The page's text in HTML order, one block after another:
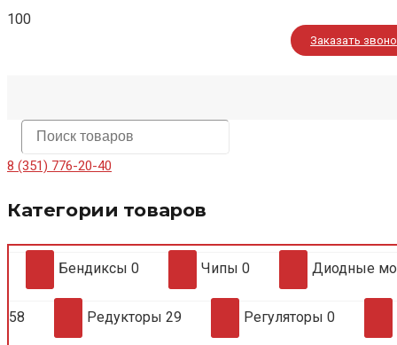
Заказать
8 (351) 776-20-40
Категории товаров
Бендиксы 0 Чипы 0 Диодные
58 Редукторы 29 Регуляторы 0